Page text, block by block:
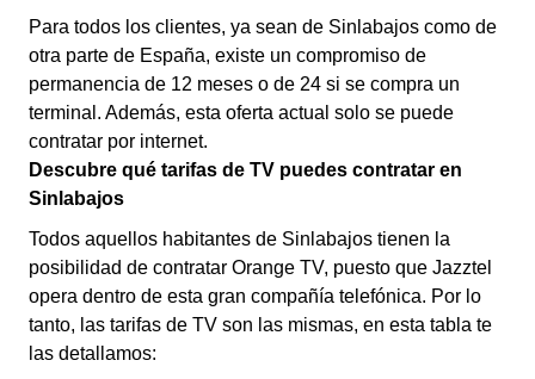
Para todos los clientes, ya sean de Sinlabajos como de
otra parte de España, existe un compromiso de
permanencia de 12 meses o de 24 si se compra un
terminal. Además, esta oferta actual solo se puede
contratar por internet.
Descubre qué tarifas de TV puedes contratar en
Sinlabajos
Todos aquellos habitantes de Sinlabajos tienen la
posibilidad de contratar Orange TV, puesto que Jazztel
opera dentro de esta gran compañía telefónica. Por lo
tanto, las tarifas de TV son las mismas, en esta tabla te
las detallamos: